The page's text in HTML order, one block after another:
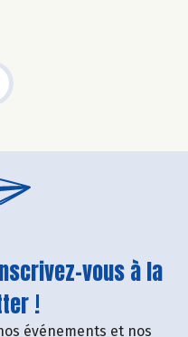
vous à la
!
événements et nos